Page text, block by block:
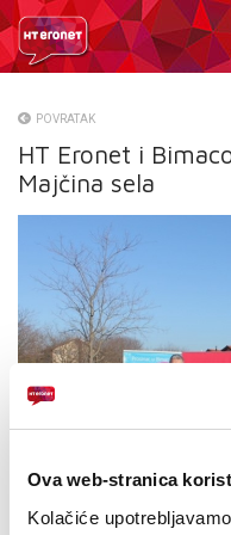
Ova web-stranica
Kolačiće
O NAMA
NATJEČAJI
VELEPRODAJA
MOJ PROFIL
E-RAČUN
POVRATAK
HT Eronet i
Majčina sela